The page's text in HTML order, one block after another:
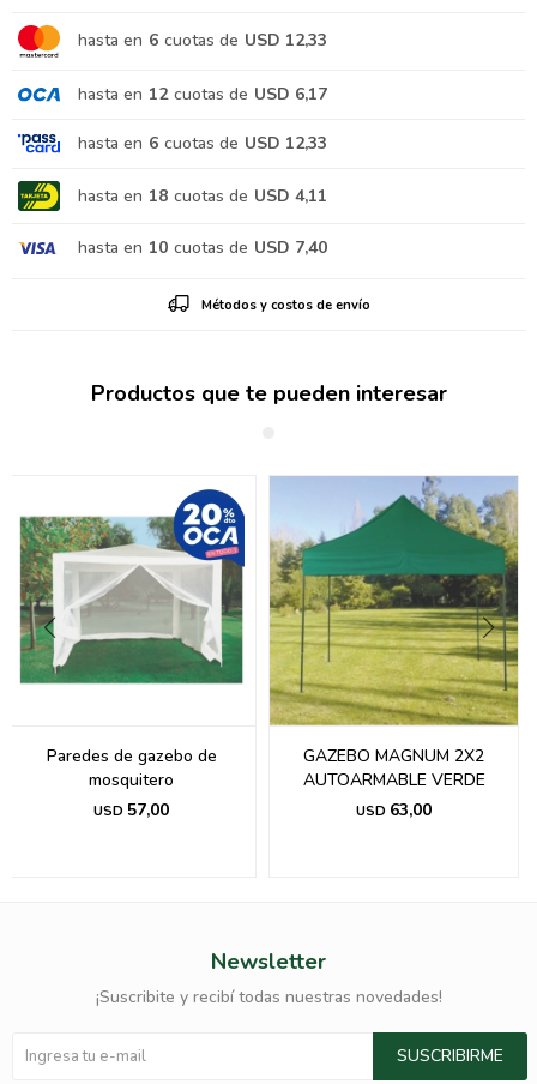
hasta en 6 cuotas de USD 12,33
hasta en 12 cuotas de USD 6,17
hasta en 6 cuotas de USD 12,33
hasta en 18 cuotas de USD 4,11
hasta en 10 cuotas de USD 7,40
Métodos y costos de envío
Productos que te pueden interesar
Paredes de gazebo de
mosquitero
USD 57,00
GAZEBO MAGNUM 2X2
AUTOARMABLE VERDE
USD 63,00
Newsletter
¡Suscribite y recibí todas nuestras novedades!
SUSCRIBIRME